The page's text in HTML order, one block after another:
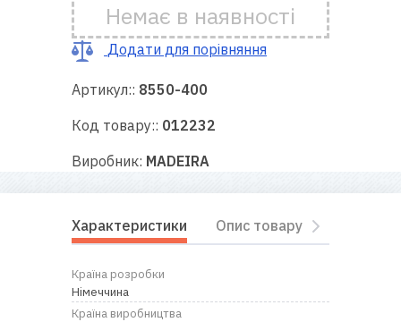
Гарантія
Ремонт
швейної
Корисні
поради
Контакти
нас
Немає в наявності
Додати для порівняння
Артикул:: 8550-400
Код товару:: 012232
Виробник: MADEIRA
Характеристики Опис товару
Країна розробки
Німеччина
Країна виробництва